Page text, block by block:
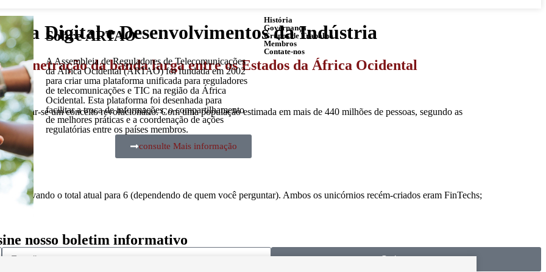
Sobre ARTAO
A Assembleia de Reguladores de Telecomunicações
da África Ocidental (ARTAO) foi fundada em 2002
para criar uma plataforma unificada para reguladores
de telecomunicações e TIC na região da África
Ocidental. Esta plataforma foi desenhada para
facilitar a troca de informações, o compartilhamento
de melhores práticas e a coordenação de ações
regulatórias entre os países membros.
consulte Mais informação
História
Governança
Grupos de Trabalho
Membros
Contate-nos
Digital e Desenvolvimentos da Indústria
penetração da banda larga entre os Estados da África Ocidental
a tornar-se um conceito revolucionário. Com uma população estimada em mais de 440 milhões de pessoas, segundo as
elevando o total atual para 6 (dependendo de quem você perguntar). Ambos os unicórnios recém-criados eram FinTechs;
nosso boletim informativo
Se inscrever